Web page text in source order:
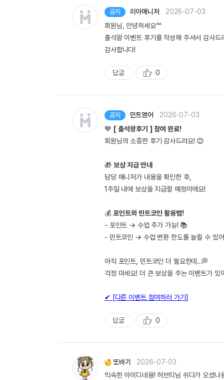
공지 리아매니저
2026-07-03
회원님, 안녕하세요^^
출석왕 이벤트 후기를 작성해 주셔서 감사
감사합니다!
답글
추
0
공지 민트영어
2026-07-03
💙 [ 출석왕후기 ] 참여 완료!
회원님의 소중한 후기 감사드려요! 😊
🎁 보상 지급 안내
담당 매니저가 내용을 확인한 후,
1주일 내에 보상을 지급할 예정이에요!
💰 포인트와 민트코인 활용법!
- 포인트 → 수업 추가 가능! 📚
- 민트코인 → 수업 변환 한도를 늘릴 수 있
아직 포인트, 민트코인 더 필요한데..💭
걱정 마세요! 더 큰 보상을 주는 이벤트가 있
✔ [다른 이벤트 참여하러 가기]
답글
추
0
또바기
2026-07-03
익숙한 아이디네용! 허브티님 쉬다가 오셨나